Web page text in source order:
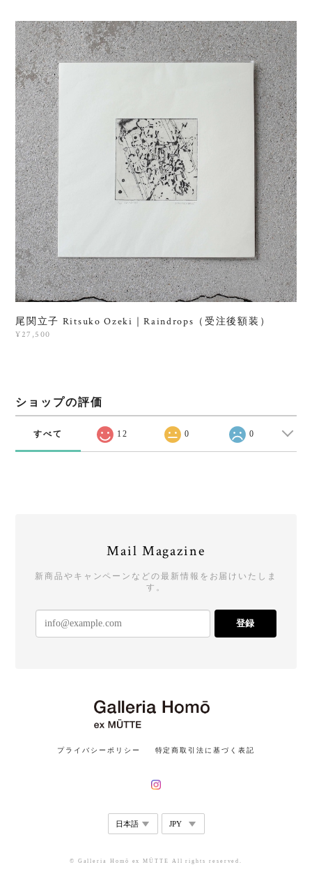
尾関立子 Ritsuko Ozeki｜Raindrops（受注後額装）
¥27,500
ショップの評価
すべて 12 0 0
Mail Magazine
新商品やキャンペーンなどの最新情報をお届けいたしま
す。
登録
プライバシーポリシー 特定商取引法に基づく表記
© Galleria Homō ex MÜTTE All rights reserved.